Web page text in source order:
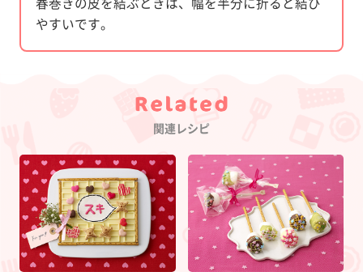
春巻きの皮を結ぶときは、幅を半分に折ると結び
やすいです。
Category
関連レシピ